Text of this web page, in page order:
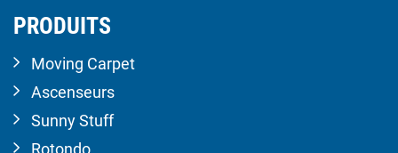
PRODUITS
Moving Carpet
Ascenseurs
Sunny Stuff
Rotondo